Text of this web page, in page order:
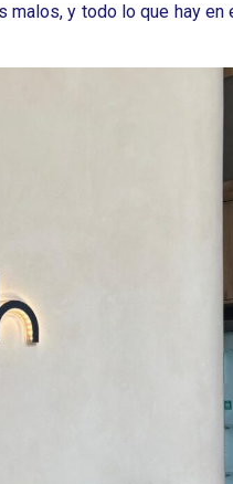
y todo lo que hay